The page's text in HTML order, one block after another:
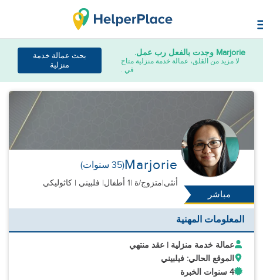
Marjorie وجدت بالفعل رب عمل.
لا مزيد من القلق، عمالة خدمة منزلية متاح
في .
بحث عمالة خدمة
منزلية
مباشر
Marjorie(35 سنوات)
أنثى|متزوج/ة |1 أطفال | فلبيني | كاثوليكي
المعلومات المهنية
عمالة خدمة منزلية | عقد منتهي
الموقع الحالي: فيلبيني
4 سنوات الخبرة